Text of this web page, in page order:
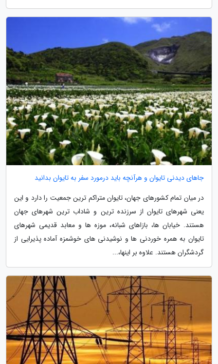
جاهای دیدنی تایوان و هرآنچه باید درمورد سفر به تایوان بدانید
در میان تمام کشورهای جهان، تایوان متراکم ترین جمعیت را دارد و این
یعنی شهرهای تایوان از سرزنده ترین و شاداب ترین شهرهای جهان
هستند. خیابان ها، بازاهای شبانه، موزه ها و معابد قدیمی شهرهای
تایوان به همره خوردنی ها و نوشیدنی های خوشمزه آماده پذیرایی از
گردشگران هستند. علاوه بر اینها،...